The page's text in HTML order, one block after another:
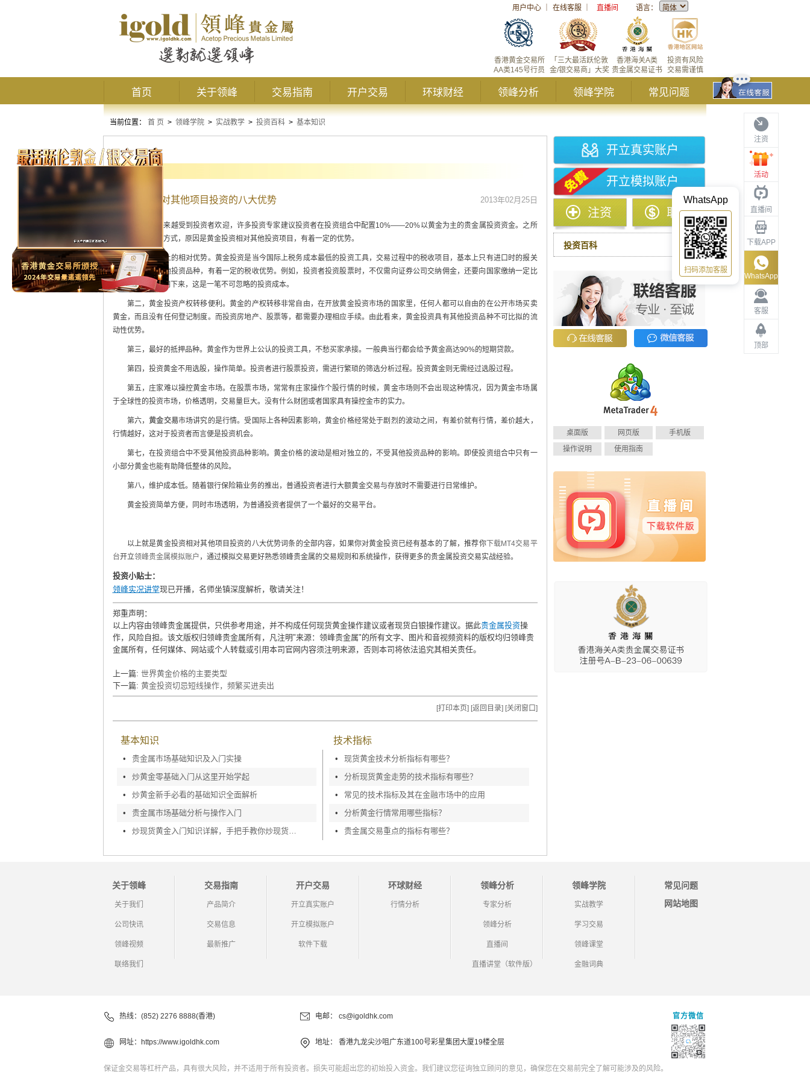
用户中心 在线客服 直播间 语言：
投资有风险
交易需谨慎
香港海关A类
贵金属交易证书
「三大最活跃伦敦
金/银交易商」大奖
香港黄金交易所
AA类145号行员
首页 关于领峰 交易指南 开户交易 环球财经 领峰分析 领峰学院 常见问题
注资
活动
直播间
下载APP
客服
顶部
WhatsApp
WhatsApp
扫码添加客服
当前位置： 首 页 > 领峰学院 > 实战教学 > 投资百科 > 基本知识
基本知识
黄金投资相对其他项目投资的八大优势 2013年02月25日
越来越受到投资者欢迎，许多投资专家建议投资者在投资组合中配置10%——20%以黄金为主的贵金属投资资金。之所
以有这样的投资方式，原因是黄金投资相对其他投资项目，有着一定的优势。
第一，税收上的相对优势。黄金投资是当今国际上税务成本最低的投资工具，交易过程中的税收项目，基本上只有进口时的报关
费用。相对于其他投资品种，有着一定的税收优势。例如，投资者投资股票时，不仅需向证券公司交纳佣金，还要向国家缴纳一定比
例的印花税，长期下来，这是一笔不可忽略的投资成本。
第二，黄金投资产权转移便利。黄金的产权转移非常自由，在开放黄金投资市场的国家里，任何人都可以自由的在公开市场买卖
黄金，而且没有任何登记制度。而投资房地产、股票等，都需要办理相应手续。由此看来，黄金投资具有其他投资品种不可比拟的流
动性优势。
第三，最好的抵押品种。黄金作为世界上公认的投资工具，不愁买家承接。一般典当行都会给予黄金高达90%的短期贷款。
第四，投资黄金不用选股，操作简单。投资者进行股票投资，需进行繁琐的筛选分析过程。投资黄金则无需经过选股过程。
第五，庄家难以操控黄金市场。在股票市场，常常有庄家操作个股行情的时候，黄金市场则不会出现这种情况，因为黄金市场属
于全球性的投资市场，价格透明，交易量巨大。没有什么财团或者国家具有操控金市的实力。
第六，黄金交易市场讲究的是行情。受国际上各种因素影响，黄金价格经常处于剧烈的波动之间，有差价就有行情，差价越大，
行情越好，这对于投资者而言便是投资机会。
第七，在投资组合中不受其他投资品种影响。黄金价格的波动是相对独立的，不受其他投资品种的影响。即使投资组合中只有一
小部分黄金也能有助降低整体的风险。
第八，维护成本低。随着银行保险箱业务的推出，普通投资者进行大额黄金交易与存放时不需要进行日常维护。
黄金投资简单方便，同时市场透明，为普通投资者提供了一个最好的交易平台。
以上就是黄金投资相对其他项目投资的八大优势词条的全部内容，如果你对黄金投资已经有基本的了解，推荐你下载MT4交易平
台开立领峰贵金属模拟账户 ，通过模拟交易更好熟悉领峰贵金属的交易规则和系统操作，获得更多的贵金属投资交易实战经验。
投资小贴士：
领峰实况讲堂现已开播，名师坐镇深度解析，敬请关注！
郑重声明：
以上内容由领峰贵金属提供，只供参考用途，并不构成任何现货黄金操作建议或者现货白银操作建议。据此贵金属投资操
作，风险自担。该文版权归领峰贵金属所有，凡注明"来源：领峰贵金属"的所有文字、图片和音视频资料的版权均归领峰贵
金属所有，任何媒体、网站或个人转载或引用本司官网内容须注明来源，否则本司将依法追究其相关责任。
上一篇: 世界黄金价格的主要类型
下一篇: 黄金投资切忌短线操作，频繁买进卖出
[打印本页] [返回目录] [关闭窗口]
基本知识
•
贵金属市场基础知识及入门实操
•
炒黄金零基础入门从这里开始学起
•
炒黄金新手必看的基础知识全面解析
•
贵金属市场基础分析与操作入门
•
炒现货黄金入门知识详解，手把手教你炒现货黄金
技术指标
•
现货黄金技术分析指标有哪些？
•
分析现货黄金走势的技术指标有哪些？
•
常见的技术指标及其在金融市场中的应用
•
分析黄金行情常用哪些指标？
•
贵金属交易重点的指标有哪些？
开立真实账户
开立模拟账户
注资 取款
投资百科
桌面版 网页版
手机版
操作说明
使用指南
关于领峰
关于我们
公司快讯
领峰视频
联络我们
交易指南
产品简介
交易信息
最新推广
开户交易
开立真实账户
开立模拟账户
软件下载
环球财经
行情分析
领峰分析
专家分析
领峰分析
直播间
直播讲堂（软件版）
领峰学院
实战教学
学习交易
领峰课堂
金融词典
常见问题
网站地图
热线：(852) 2276 8888(香港) 电邮： cs@igoldhk.com
网址： https://www.igoldhk.com 地址： 香港九龙尖沙咀广东道100号彩星集团大厦19楼全层
官方微信
保证金交易等杠杆产品，具有很大风险，并不适用于所有投资者。损失可能超出您的初始投入资金。我们建议您征询独立顾问的意见，确保您在交易前完全了解可能涉及的风险。